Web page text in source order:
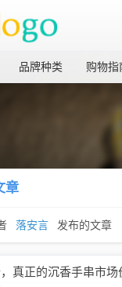
品牌种类 购物指
章
落安言 发布的文章
真正的沉香手串市场